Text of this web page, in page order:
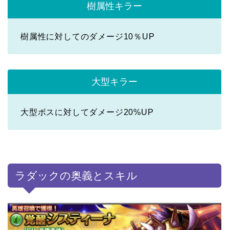
樹属性キラー
樹属性に対してのダメージ10％UP
大型キラー
大型ボスに対してダメージ20%UP
ラダックの奥義とスキル